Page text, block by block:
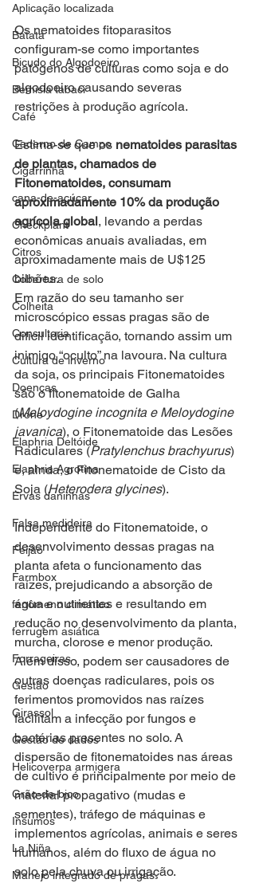
Aplicação localizada
Batata
Bicudo do Algodoeiro
Bemisia tabaci
Café
Caderno de Campo
Cigarrinha
cana-de-açúcar
Checkplant
Citros
Cobertura de solo
Colheita
Consultoria
Cultura de inverno
Doenças
Drone
Elaphria Deltóide
Elaphria Agrotina
Ervas daninhas
Falsa medideira
Feijão
Farmbox
fenômeno climático
ferrugem asiática
Forrageiras
Gestão
Girassol
Gestão de dados
Helicoverpa armigera
Grão-de-bico
Insumos
La Niña
Manejo integrado de pragas
Os nematoides fitoparasitos
configuram-se como importantes
patógenos de culturas como soja e do
algodoeiro causando severas
restrições à produção agrícola.
Estima-se que os nematoides parasitas
de plantas, chamados de
Fitonematoides, consumam
aproximadamente 10% da produção
agrícola global, levando a perdas
econômicas anuais avaliadas, em
aproximadamente mais de U$125
bilhões.
Em razão do seu tamanho ser
microscópico essas pragas são de
difícil identificação, tornando assim um
inimigo “oculto” na lavoura. Na cultura
da soja, os principais Fitonematoides
são o fitonematoide de Galha
(Meloydogine incognita e Meloydogine
javanica), o Fitonematoide das Lesões
Radiculares (Pratylenchus brachyurus)
e, ainda, o Fitonematoide de Cisto da
Soja (Heterodera glycines).
Independente do Fitonematoide, o
desenvolvimento dessas pragas na
planta afeta o funcionamento das
raízes, prejudicando a absorção de
água e nutrientes e resultando em
redução no desenvolvimento da planta,
murcha, clorose e menor produção.
Além disso, podem ser causadores de
outras doenças radiculares, pois os
ferimentos promovidos nas raízes
facilitam a infecção por fungos e
bactérias presentes no solo. A
dispersão de fitonematoides nas áreas
de cultivo é principalmente por meio de
material propagativo (mudas e
sementes), tráfego de máquinas e
implementos agrícolas, animais e seres
humanos, além do fluxo de água no
solo pela chuva ou irrigação.